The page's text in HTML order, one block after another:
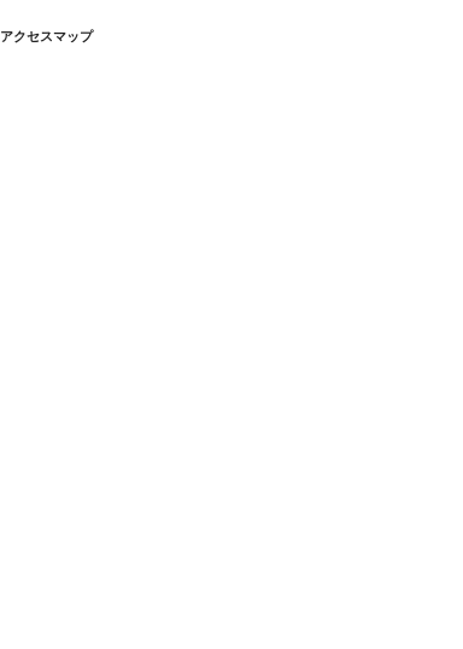
アクセスマップ